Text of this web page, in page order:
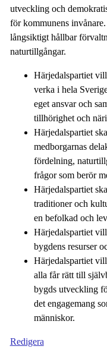
utveckling och
för kommunens
långsiktigt hållbar
naturtillgångar.
Härjedalspartiet
verka i hela
eget ansvar och
tillhörighet och
Härjedalspartiet
medborgarnas
fördelning,
frågor som berör
Härjedalspartiet
traditioner och
en befolkad och
Härjedalspartiet
bygdens resurser
Härjedalspartiet vill
alla får rätt till
bygds utveckling
det engagemang
människor.
Redigera